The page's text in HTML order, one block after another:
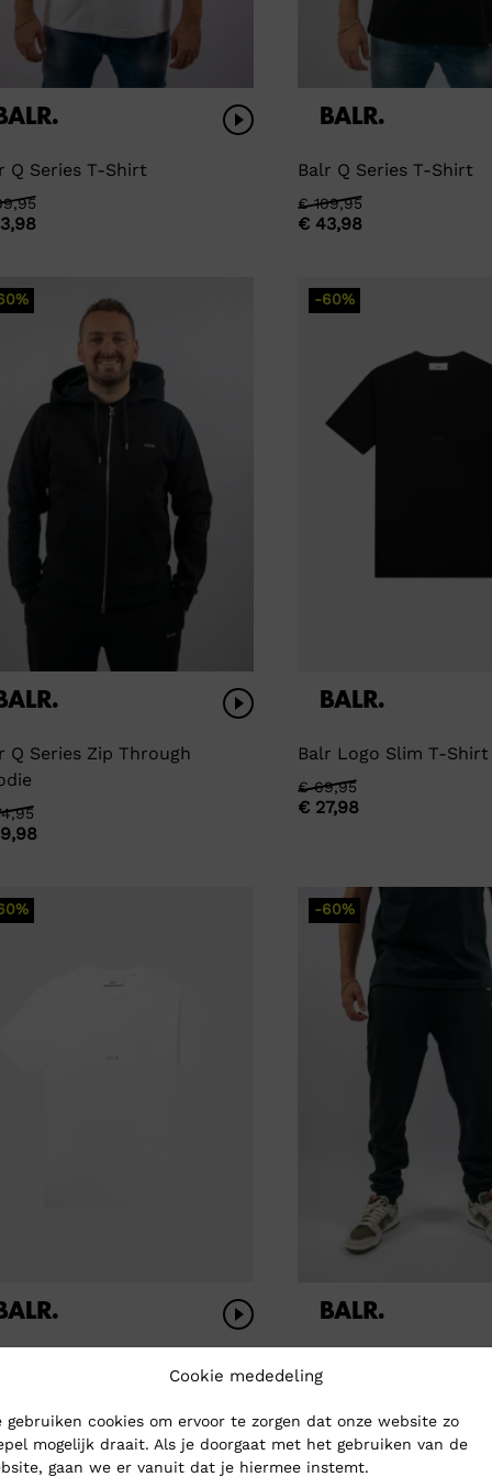
Cookie mededeling
gebruiken cookies om ervoor te zorgen dat onze website zo
mogelijk draait. Als je doorgaat met het gebruiken van de
gaan we er vanuit dat je hiermee instemt.
Q Series T-Shirt Balr Q Series T-Shirt
€109,95
Oorspronkelijke
prijs
€ 109,95.
€43,98
Huidige
prijs
€ 43,98.
Q Series Zip Through
-60%
Balr Logo Slim T-Shirt
€69,95
Oorspronkelijke
prijs
€27,98
Huidige
prijs
-60%
prijs
was:
€59,98
prijs
is: